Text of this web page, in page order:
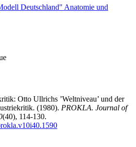
Deutschland" Anatomie und
Otto Ullrichs ’Weltniveau’ und der
(1980). PROKLA. Journal of
(40), 114-130.